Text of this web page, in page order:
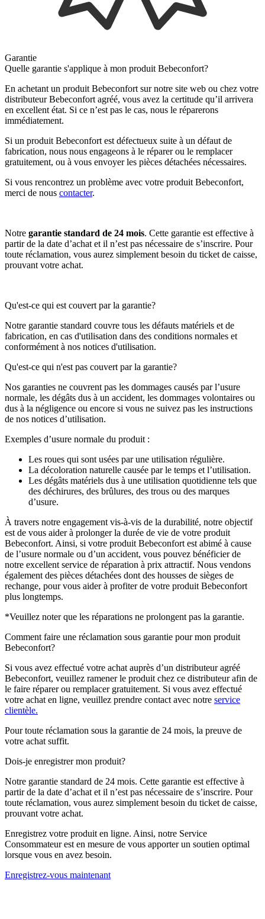
Garantie
Quelle garantie s'applique à mon produit Bebeconfort?
En achetant un produit Bebeconfort sur notre site web ou chez votre
distributeur Bebeconfort agréé, vous avez la certitude qu’il arrivera
en excellent état. Si ce n’est pas le cas, nous le réparerons
immédiatement.
Si un produit Bebeconfort est défectueux suite à un défaut de
fabrication, nous nous engageons à le réparer ou le remplacer
gratuitement, ou à vous envoyer les pièces détachées nécessaires.
Si vous rencontrez un problème avec votre produit Bebeconfort,
merci de nous contacter.
Notre garantie standard de 24 mois. Cette garantie est effective à
partir de la date d’achat et il n’est pas nécessaire de s’inscrire. Pour
toute réclamation, vous aurez simplement besoin du ticket de caisse,
prouvant votre achat.
Qu'est-ce qui est couvert par la garantie?
Notre garantie standard couvre tous les défauts matériels et de
fabrication, en cas d'utilisation dans des conditions normales et
conformément à nos notices d'utilisation.
Qu'est-ce qui n'est pas couvert par la garantie?
Nos garanties ne couvrent pas les dommages causés par l’usure
normale, les dégâts dus à un accident, les dommages volontaires ou
dus à la négligence ou encore si vous ne suivez pas les instructions
de nos notices d’utilisation.
Exemples d’usure normale du produit :
Les roues qui sont usées par une utilisation régulière.
La décoloration naturelle causée par le temps et l’utilisation.
Les dégâts matériels dus à une utilisation quotidienne tels que
des déchirures, des brûlures, des trous ou des marques
d’usure.
À travers notre engagement vis-à-vis de la durabilité, notre objectif
est de vous aider à prolonger la durée de vie de votre produit
Bebeconfort. Ainsi, si votre produit Bebeconfort est abimé à cause
de l’usure normale ou d’un accident, vous pouvez bénéficier de
notre excellent service de réparation à prix attractif. Nous vendons
également des pièces détachées dont des housses de sièges de
rechange, pour vous aider à profiter de votre produit Bebeconfort
plus longtemps.
*Veuillez noter que les réparations ne prolongent pas la garantie.
Comment faire une réclamation sous garantie pour mon produit
Bebeconfort?
Si vous avez effectué votre achat auprès d’un distributeur agréé
Bebeconfort, veuillez ramener le produit chez ce distributeur afin de
le faire réparer ou remplacer gratuitement. Si vous avez effectué
votre achat en ligne, veuillez prendre contact avec notre service
clientèle.
Pour toute réclamation sous la garantie de 24 mois, la preuve de
votre achat suffit.
Dois-je enregistrer mon produit?
Notre garantie standard de 24 mois. Cette garantie est effective à
partir de la date d’achat et il n’est pas nécessaire de s’inscrire. Pour
toute réclamation, vous aurez simplement besoin du ticket de caisse,
prouvant votre achat.
Enregistrez votre produit en ligne. Ainsi, notre Service
Consommateur est en mesure de vous apporter un soutien optimal
lorsque vous en avez besoin.
Enregistrez-vous maintenant